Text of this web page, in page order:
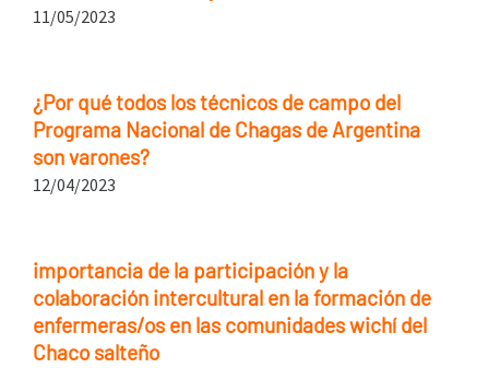
11/05/2023
¿Por qué todos los técnicos de campo del
Programa Nacional de Chagas de Argentina
son varones?
12/04/2023
importancia de la participación y la
colaboración intercultural en la formación de
enfermeras/os en las comunidades wichí del
Chaco salteño